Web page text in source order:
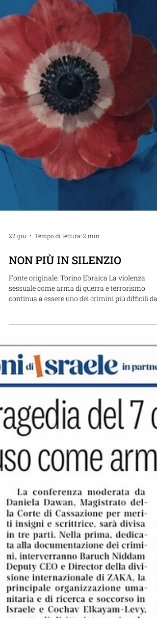
Fonte originale: Torino Ebraica La violenza
sessuale come arma di guerra e terrorismo
continua a essere uno dei crimini più difficili da
riconoscere, documentare e perseguire. I tragici
eventi del 7 ottobre 2023 in Israele ne sono un
esempio lampante, una realtà spesso ignorata o
sottovalutata a livello internazionale.Per
approfondire questo tema, ADEI WIZO
la conferenza internazionale online "Non più in
silenzio - Il terrore sessuale svelato: le atrocità
non raccon